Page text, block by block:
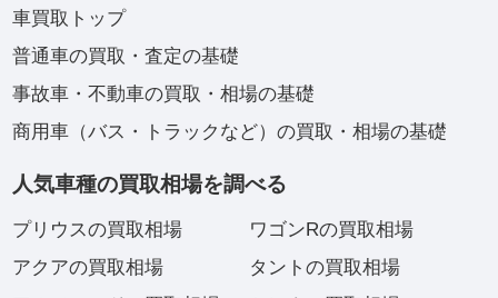
車買取トップ
普通車の買取・査定の基礎
事故車・不動車の買取・相場の基礎
商用車（バス・トラックなど）の買取・相場の基礎
人気車種の買取相場を調べる
プリウスの買取相場
アクアの買取相場
ワゴンRの買取相場
タントの買取相場